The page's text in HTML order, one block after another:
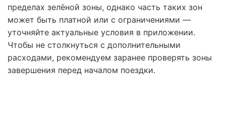
пределах зелёной зоны, однако часть таких зон
может быть платной или с ограничениями —
уточняйте актуальные условия в приложении.
Чтобы не столкнуться с дополнительными
расходами, рекомендуем заранее проверять зоны
завершения перед началом поездки.